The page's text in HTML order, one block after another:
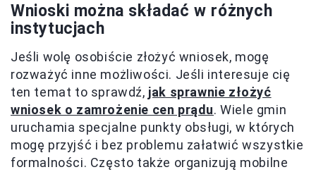
Wnioski można składać w różnych
instytucjach
Jeśli wolę osobiście złożyć wniosek, mogę
rozważyć inne możliwości. Jeśli interesuje cię
ten temat to sprawdź, jak sprawnie złożyć
wniosek o zamrożenie cen prądu. Wiele gmin
uruchamia specjalne punkty obsługi, w których
mogę przyjść i bez problemu załatwić wszystkie
formalności. Często także organizują mobilne